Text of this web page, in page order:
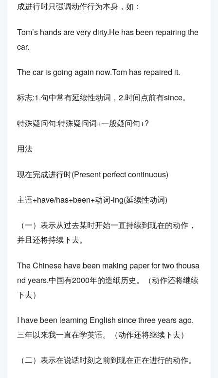
成进行时只强调动作行为本身，如：
Tom’s hands are very dirty.He has been repairing the
car.
The car is going again now.Tom has repaired it.
标志:1.句中常有延续性动词，2.时间点前有since。
特殊疑问句:特殊疑问词+一般疑问句+?
用法
现在完成进行时(Present perfect continuous)
主语+have/has+been+动词-ing(延续性动词)
（一）表示从过去某时开始一直持续到现在的动作，
并且还将持续下去。
The Chinese have been making paper for two thousa
nd years.中国有2000年的造纸历史。（动作还将继续
下去）
I have been learning English since three years ago.
三年以来我一直在学英语。（动作还将继续下去）
（二）表示在说话时刻之前到现在正在进行的动作。